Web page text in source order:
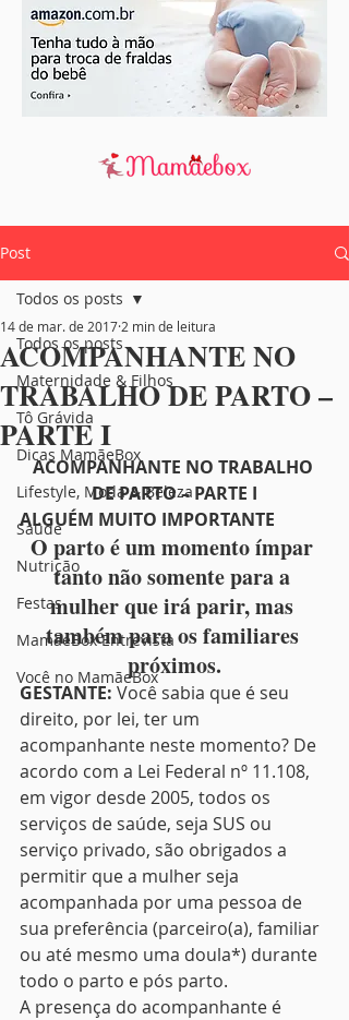
Post
Todos os posts
Maternidade & Filhos
Tô Grávida
Dicas MamãeBox
Lifestyle, Moda & Beleza
Saúde
Nutrição
Festas
MamãeBox Entrevista
Você no MamãeBox
Todos os posts
ACOMPANHANTE NO
TRABALHO DE PARTO –
PARTE I
14 de mar. de 2017 2 min de leitura
ACOMPANHANTE NO TRABALHO
DE PARTO – PARTE I
ALGUÉM MUITO IMPORTANTE
O parto é um momento ímpar
tanto não somente para a
mulher que irá parir, mas
também para os familiares
próximos.
GESTANTE: Você sabia que é seu
direito, por lei, ter um
acompanhante neste momento? De
acordo com a Lei Federal nº 11.108,
em vigor desde 2005, todos os
serviços de saúde, seja SUS ou
serviço privado, são obrigados a
permitir que a mulher seja
acompanhada por uma pessoa de
sua preferência (parceiro(a), familiar
ou até mesmo uma doula*) durante
todo o parto e pós parto.
A presença do acompanhante é